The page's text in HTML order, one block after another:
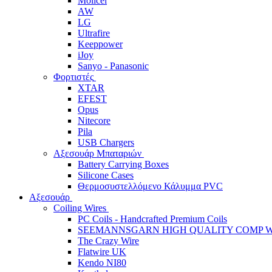
AW
LG
Ultrafire
Keeppower
iJoy
Sanyo - Panasonic
Φορτιστές
XTAR
EFEST
Opus
Nitecore
Pila
USB Chargers
Αξεσουάρ Μπαταριών
Battery Carrying Boxes
Silicone Cases
Θερμοσυστελλόμενο Κάλυμμα PVC
Αξεσουάρ
Coiling Wires
PC Coils - Handcrafted Premium Coils
SEEMANNSGARN HIGH QUALITY COMP
The Crazy Wire
Flatwire UK
Kendo NI80